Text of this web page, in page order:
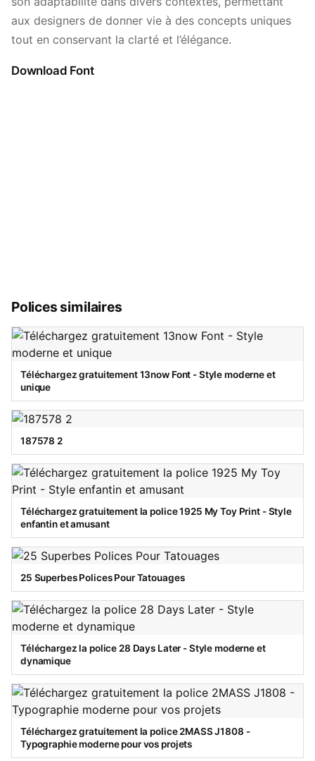
aux designers de donner vie à des concepts uniques
tout en conservant la clarté et l’élégance.
Download Font
Polices similaires
Téléchargez gratuitement 13now Font - Style moderne et
unique
187578 2
Téléchargez gratuitement la police 1925 My Toy Print - Style
enfantin et amusant
25 Superbes Polices Pour Tatouages
Téléchargez la police 28 Days Later - Style moderne et
dynamique
Téléchargez gratuitement la police 2MASS J1808 -
Typographie moderne pour vos projets